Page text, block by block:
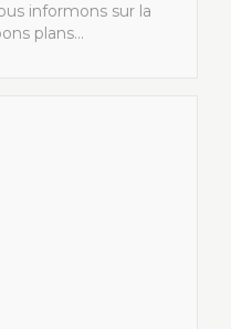
informons sur la
plans...